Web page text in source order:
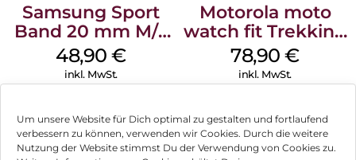
Um unsere Website für Dich optimal zu gestalten und fortlaufend
verbessern zu können, verwenden wir Cookies. Durch die weitere
Nutzung der Website stimmst Du der Verwendung von Cookies zu.
Samsung Sport
Band 20 mm M/L
Galaxy Watch
Series Silber
48,90€
inkl. MwSt.
Motorola moto
watch fit Trekking
Green
78,90€
inkl. MwSt.